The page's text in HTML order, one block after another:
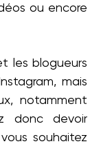
ou encore
les blogueurs
mais
notamment
donc devoir
souhaitez